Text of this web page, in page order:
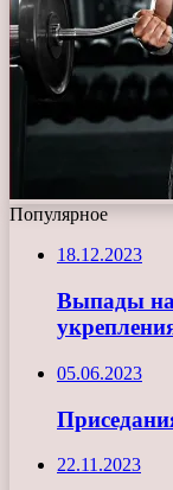
Популярное
18.12.2023
Выпады на
05.06.2023
22.11.2023